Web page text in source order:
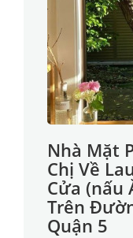
Nhà Mặt
Chị Về
Cửa (nấu
Trên
Quận 5